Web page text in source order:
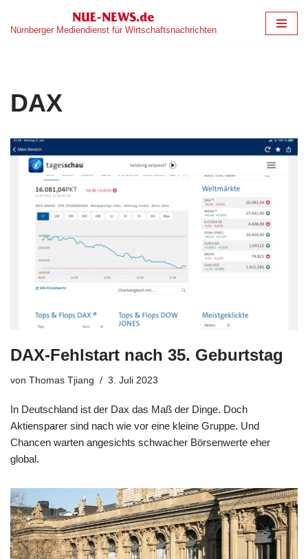
Zum
Nürnberger Mediendienst für Wirtschaftsnachrichten
DAX
DAX-Fehlstart nach 35. Geburtstag
von Thomas Tjiang 3. Juli 2023
In Deutschland ist der Dax das Maß der Dinge. Doch
Aktiensparer sind nach wie vor eine kleine Gruppe. Und
Chancen warten angesichts schwacher Börsenwerte eher
global.